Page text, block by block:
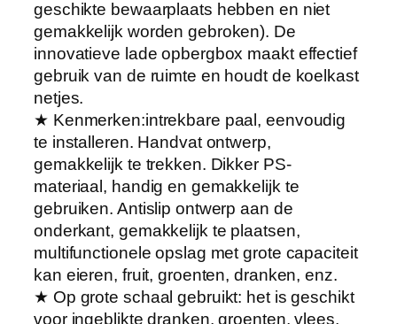
t
w
e
r
p
T
r
e
k
L
a
d
e
K
geschikte bewaarplaats hebben en niet
gemakkelijk worden gebroken). De
innovatieve lade opbergbox maakt effectief
gebruik van de ruimte en houdt de koelkast
netjes.
★ Kenmerken:intrekbare paal, eenvoudig
te installeren. Handvat ontwerp,
gemakkelijk te trekken. Dikker PS-
materiaal, handig en gemakkelijk te
gebruiken. Antislip ontwerp aan de
onderkant, gemakkelijk te plaatsen,
multifunctionele opslag met grote capaciteit
kan eieren, fruit, groenten, dranken, enz.
★ Op grote schaal gebruikt: het is geschikt
voor ingeblikte dranken, groenten, vlees,